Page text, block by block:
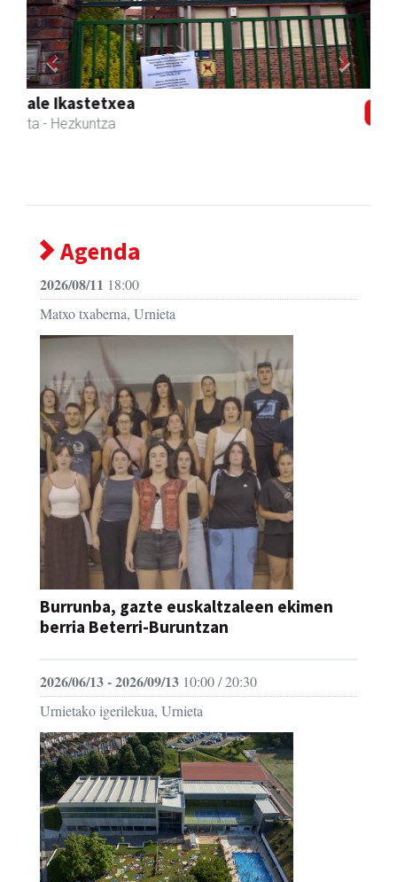
Egape Ikastola
Urnieta - Hezkuntza
Previous Next
Agenda
2026/08/11 18:00
Matxo txaberna, Urnieta
Burrunba, gazte euskaltzaleen ekimen
berria Beterri-Buruntzan
2026/06/13 - 2026/09/13 10:00 / 20:30
Urnietako igerilekua, Urnieta